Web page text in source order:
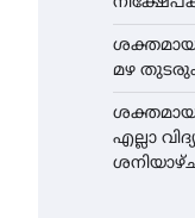
ശക്തമായ
മഴ
എല്ലാ